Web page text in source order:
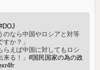
のなら中国やロシアと対等
か？」
らえば中国に対してもロシ
来る！」#国民国家の為の政